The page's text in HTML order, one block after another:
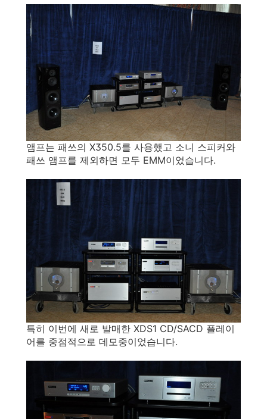
앰프는 패쓰의 X350.5를 사용했고 소니 스피커와
패쓰 앰프를 제외하면 모두 EMM이었습니다.
특히 이번에 새로 발매한 XDS1 CD/SACD 플레이
어를 중점적으로 데모중이었습니다.